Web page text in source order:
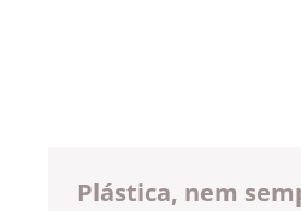
Plástica, nem